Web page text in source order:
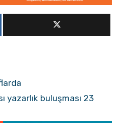
yazarlık buluşması 23